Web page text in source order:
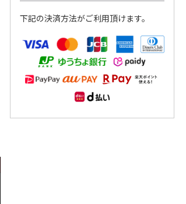
4,320円
3,980円
(送料・税込)
下記の決済方法がご利用頂けます。